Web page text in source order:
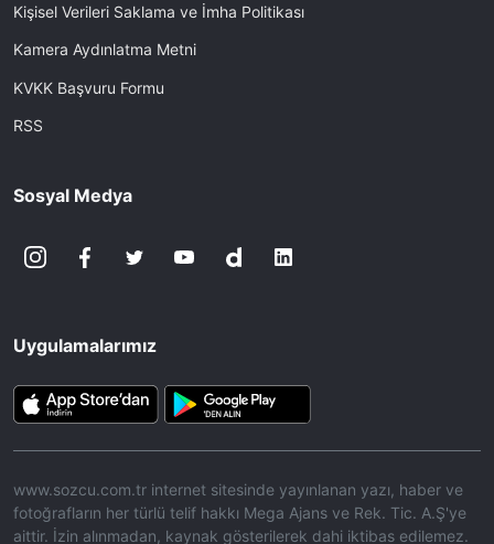
Kişisel Verileri Saklama ve İmha Politikası
Kamera Aydınlatma Metni
KVKK Başvuru Formu
RSS
Sosyal Medya
Uygulamalarımız
www.sozcu.com.tr internet sitesinde yayınlanan yazı, haber ve
fotoğrafların her türlü telif hakkı Mega Ajans ve Rek. Tic. A.Ş'ye
aittir. İzin alınmadan, kaynak gösterilerek dahi iktibas edilemez.